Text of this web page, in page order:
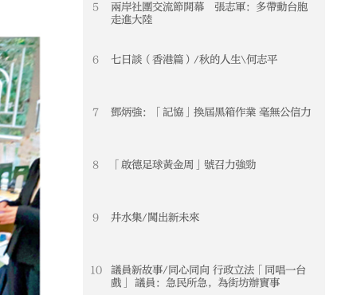
5
兩岸社團交流節開幕 張志軍：多帶動台胞
走進大陸
6 七日談（香港篇）/秋的人生\何志平
7 鄧炳強：「記協」換屆黑箱作業 毫無公信力
8 「啟德足球黃金周」號召力強勁
9 井水集/闖出新未來
10
議員新故事/同心同向 行政立法「同唱一台
戲」 議員：急民所急，為街坊辦實事